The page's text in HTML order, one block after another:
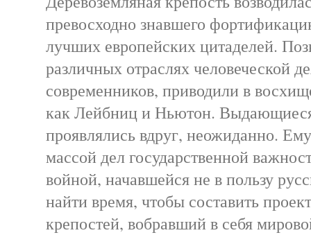
превосходно знавшего
лучших европейских цитаделей.
различных отраслях человеческой
современников, приводили в
как Лейбниц и Ньютон.
проявлялись вдруг, неожиданно.
массой дел государственной
войной, начавшейся не в пользу
найти время, чтобы составить
крепостей, вобравший в себя